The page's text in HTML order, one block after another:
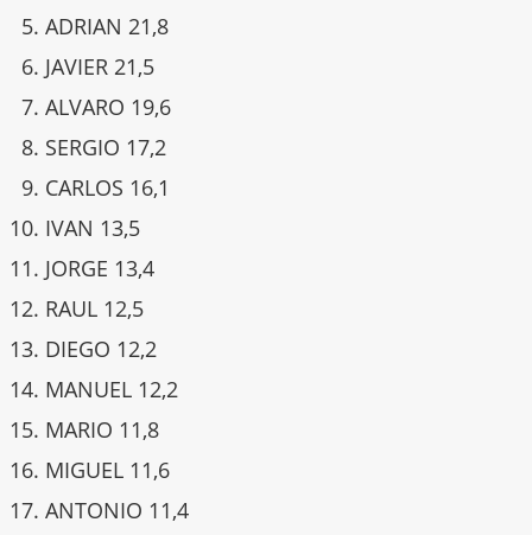
ADRIAN 21,8
JAVIER 21,5
ALVARO 19,6
SERGIO 17,2
CARLOS 16,1
IVAN 13,5
JORGE 13,4
RAUL 12,5
DIEGO 12,2
MANUEL 12,2
MARIO 11,8
MIGUEL 11,6
ANTONIO 11,4